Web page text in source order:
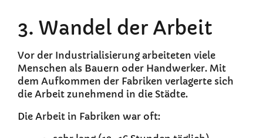
3. Wandel der Arbeit
Vor der Industrialisierung arbeiteten viele
Menschen als Bauern oder Handwerker. Mit
dem Aufkommen der Fabriken verlagerte sich
die Arbeit zunehmend in die Städte.
Die Arbeit in Fabriken war oft: